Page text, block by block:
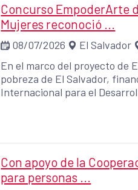
Concurso EmpoderArte
Mujeres reconoció ...
08/07/2026 El Salvador
En el marco del proyecto de
pobreza de El Salvador,
Internacional para el
Con apoyo de la
para personas ...